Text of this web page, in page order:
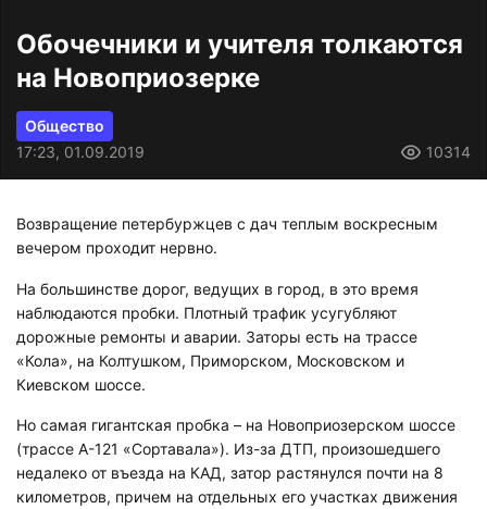
Обочечники и учителя толкаются
на Новоприозерке
Общество
17:23, 01.09.2019
10314
Возвращение петербуржцев с дач теплым воскресным
вечером проходит нервно.
На большинстве дорог, ведущих в город, в это время
наблюдаются пробки. Плотный трафик усугубляют
дорожные ремонты и аварии. Заторы есть на трассе
«Кола», на Колтушком, Приморском, Московском и
Киевском шоссе.
Но самая гигантская пробка – на Новоприозерском шоссе
(трассе А-121 «Сортавала»). Из-за ДТП, произошедшего
недалеко от въезда на КАД, затор растянулся почти на 8
километров, причем на отдельных его участках движения